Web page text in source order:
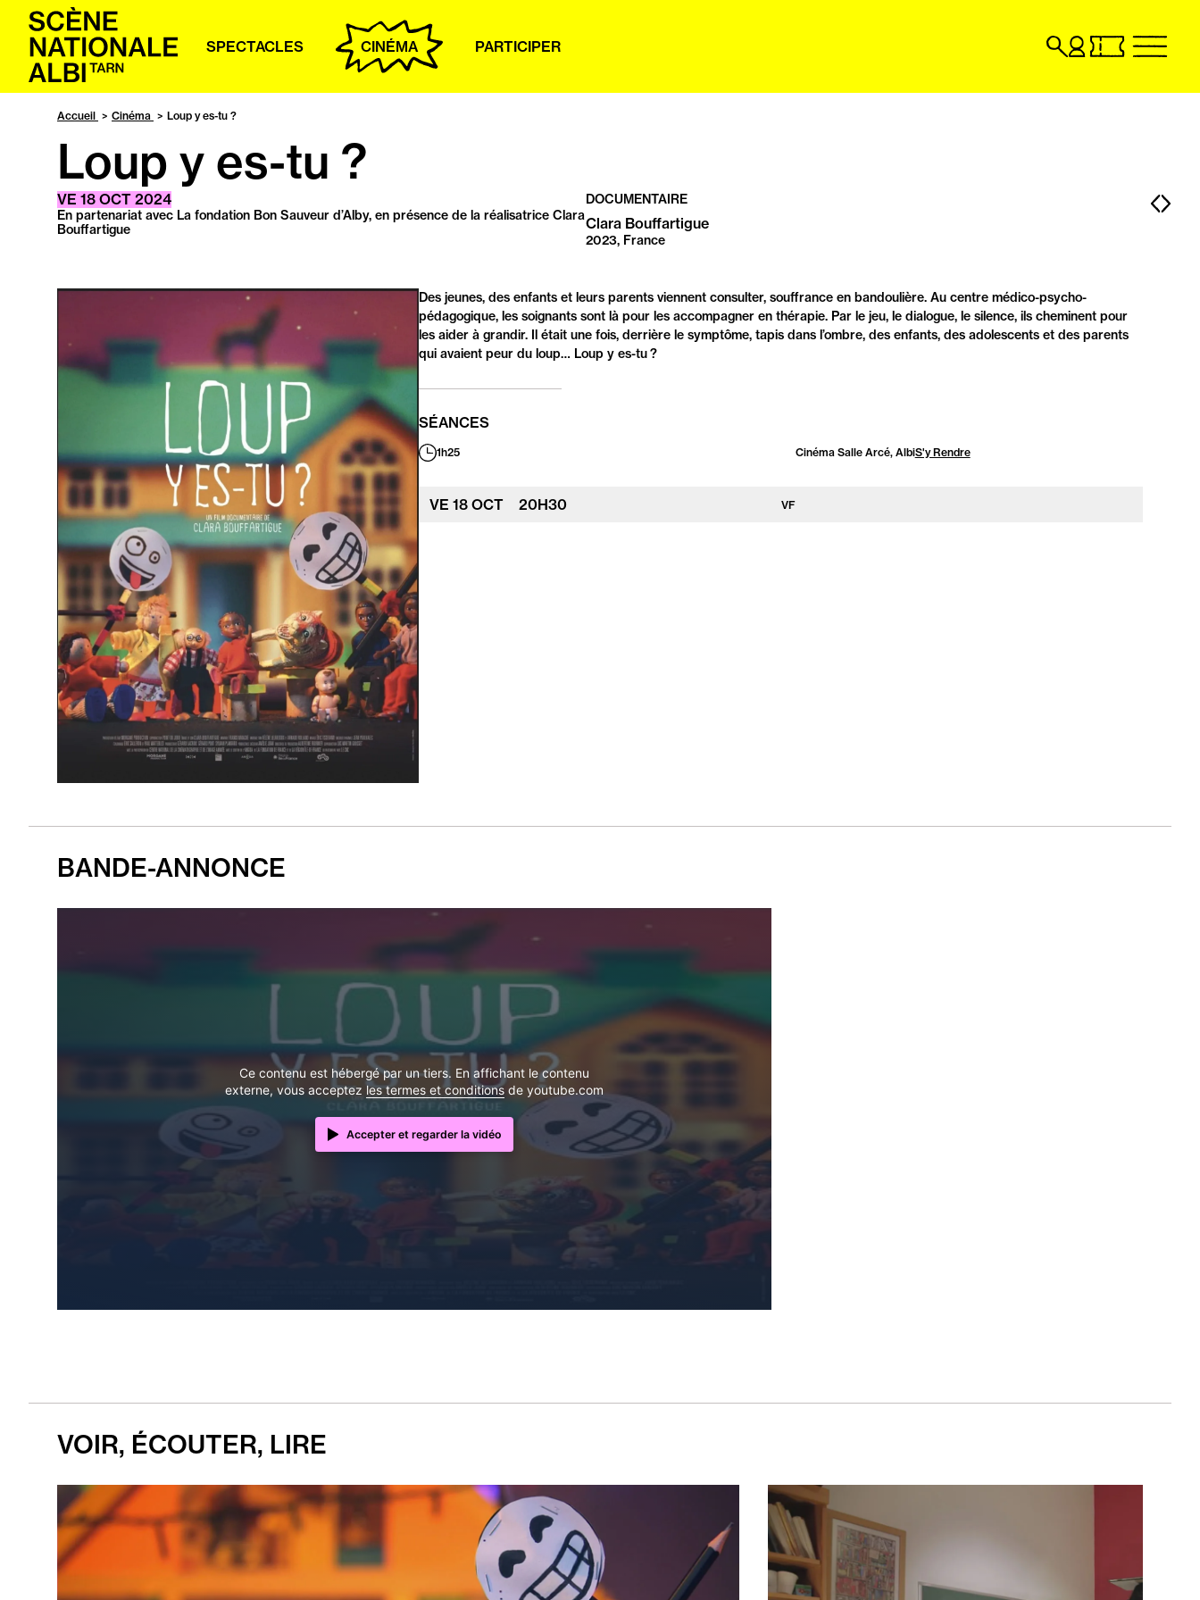
Accueil
SPECTACLES CINÉMA PARTICIPER Recherche
Compte
Billetteriemenu
Accueil Cinéma Loup y es-tu ?
Loup y es-tu ?
VE 18 OCT 2024
En partenariat avec La fondation Bon Sauveur d’Alby, en présence de la réalisatrice Clara
Bouffartigue
DOCUMENTAIRE
Clara Bouffartigue
2023, France
PRÉSENTATION
Des jeunes, des enfants et leurs parents viennent consulter, souffrance en bandoulière. Au centre médico-psycho-
pédagogique, les soignants sont là pour les accompagner en thérapie. Par le jeu, le dialogue, le silence, ils cheminent pour
les aider à grandir. Il était une fois, derrière le symptôme, tapis dans l’ombre, des enfants, des adolescents et des parents
qui avaient peur du loup… Loup y es-tu ?
SÉANCES
Durée1h25 Cinéma Salle Arcé, AlbiS'y Rendre
VE 18OCT 20H30 VF
BANDE-ANNONCE
Ce contenu est hébergé par un tiers. En affichant le contenu
externe, vous acceptez les termes et conditionsde youtube.com
Accepter et regarder la vidéo
VOIR, ÉCOUTER, LIRE
Diaporama
de
3
Images